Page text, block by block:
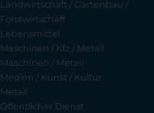
Landwirtschaft / Gartenbau /
Forstwirtschaft
Lebensmittel
Maschinen / Kfz / Metall
Maschinen / Metall
Medien / Kunst / Kultur
Metall
Öffentlicher Dienst